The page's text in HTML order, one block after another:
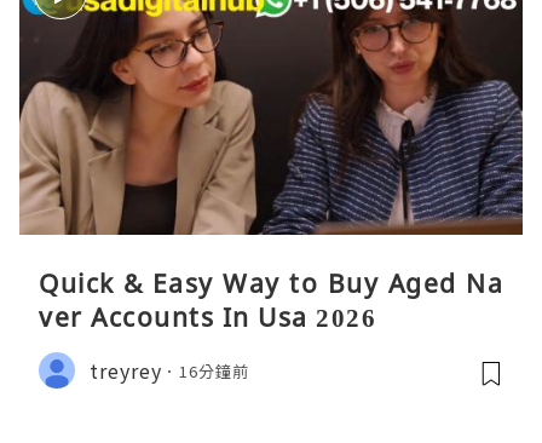
Quick & Easy Way to Buy Aged Na
ver Accounts In Usa 2026
treyrey 16分鐘前